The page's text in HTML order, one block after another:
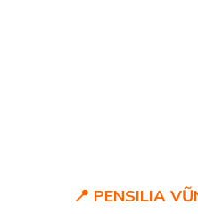
📍 PENSILIA